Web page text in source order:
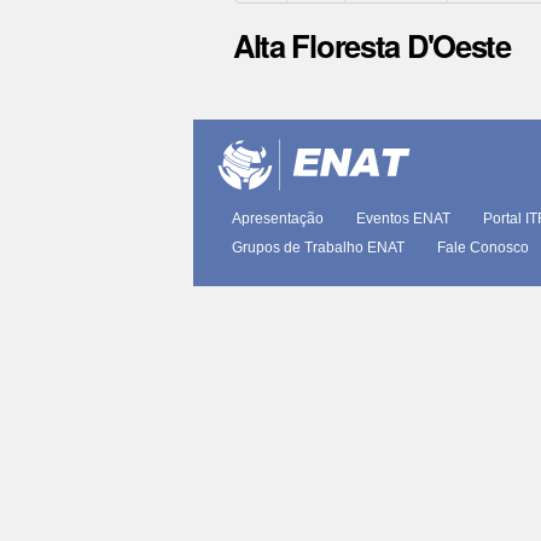
Alta Floresta D'Oeste
documento
Apresentação Eventos ENAT Portal
Grupos de Trabalho ENAT
Fale Conosco